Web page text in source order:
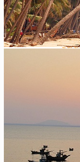
L’île
Autres